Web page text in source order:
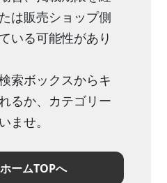
は販売ショップ側
いる可能性があり
索ボックスからキ
るか、カテゴリー
ませ。
ームTOPへ